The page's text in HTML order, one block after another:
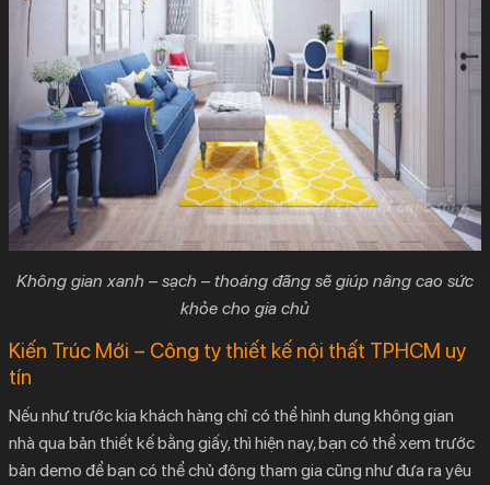
Không gian xanh – sạch – thoáng đãng sẽ giúp nâng cao sức
khỏe cho gia chủ
Kiến Trúc Mới – Công ty thiết kế nội thất TPHCM uy
tín
Nếu như trước kia khách hàng chỉ có thể hình dung không gian
nhà qua bản thiết kế bằng giấy, thì hiện nay, bạn có thể xem trước
bản demo để bạn có thể chủ động tham gia cũng như đưa ra yêu